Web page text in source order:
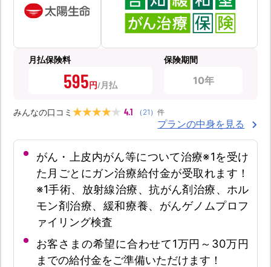
月払保険料
595円
保険期間
10年
みんなの口コミ 4.1 （ 21 ） 件
プランの中身を見る
がん・上皮内がん等について治療※1を受け
た月ごとにガン治療給付金が受取れます！
※1手術、放射線治療、抗がん剤治療、ホル
モン剤治療、緩和療養、がんゲノムプロフ
ァイリング検査
お客さまの希望に合わせて1万円～30万円
までの給付金をご準備いただけます！